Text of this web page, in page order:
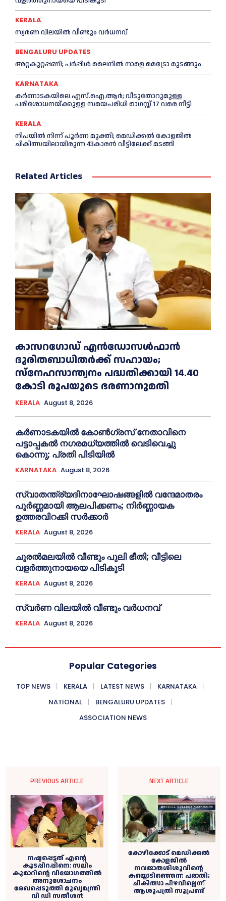
KERALA
സ്വർണ വിലയില്‍ വീണ്ടും വർധനവ്
BENGALURU UPDATES
അറ്റകുറ്റപ്പണി; പർപ്പിൾ ലൈനില്‍ നാളെ മെട്രോ മുടങ്ങും
KARNATAKA
കർണാടകയിലെ എസ്.ഐ.ആർ; വീടുതോറുമുള്ള
പരിശോധനയ്ക്കുള്ള സമയപരിധി ഓഗസ്റ്റ് 17 വരെ നീട്ടി
KERALA
നിപയില്‍ നിന്ന് പൂര്‍ണ മുക്തി; മെഡിക്കല്‍ കോളജില്‍
ചികിത്സയിലായിരുന്ന 43കാരന്‍ വീട്ടിലേക്ക് മടങ്ങി
Related Articles
കാസറഗോഡ് എന്‍ഡോസള്‍ഫാന്‍
ദുരിതബാധിതര്‍ക്ക് സഹായം;
സ്‌നേഹസാന്ത്വനം പദ്ധതിക്കായി 14.40
കോടി രൂപയുടെ ഭരണാനുമതി
KERALA August 8, 2026
കർണാടകയിൽ കോണ്‍ഗ്രസ് നേതാവിനെ
പട്ടാപ്പകല്‍ നഗരമധ്യത്തില്‍ വെടിവെച്ചു
കൊന്നു; പ്രതി പിടിയില്‍
KARNATAKA August 8, 2026
സ്വാതന്ത്ര്യദിനാഘോഷങ്ങളില്‍ വന്ദേമാതരം
പൂര്‍ണ്ണമായി ആലപിക്കണം; നിര്‍ണ്ണായക
ഉത്തരവിറക്കി സര്‍ക്കാര്‍
KERALA August 8, 2026
ചൂരല്‍മലയില്‍ വീണ്ടും പുലി ഭീതി; വീട്ടിലെ
വളര്‍ത്തുനായയെ പിടികൂടി
KERALA August 8, 2026
സ്വർണ വിലയില്‍ വീണ്ടും വർധനവ്
KERALA August 8, 2026
Popular Categories
TOP NEWS KERALA LATEST NEWS
KARNATAKA
NATIONAL
BENGALURU UPDATES
ASSOCIATION NEWS
PREVIOUS ARTICLE
നഷ്ടപ്പെട്ടത് എന്റെ
കൂടപ്പിറപ്പിനെ: സലിം
കുമാറിന്റെ വിയോഗത്തില്‍
അനുശോചനം
രേഖപ്പെടുത്തി മുഖ്യമന്ത്രി
വി ഡി സതീശന്‍
NEXT ARTICLE
കോഴിക്കോട് മെഡിക്കല്‍
കോളജില്‍
നവജാതശിശുവിന്റെ
കയ്യൊടിഞ്ഞെന്ന പരാതി;
ചികിത്സാ പിഴവില്ലെന്ന്
ആശുപത്രി സൂപ്രണ്ട്